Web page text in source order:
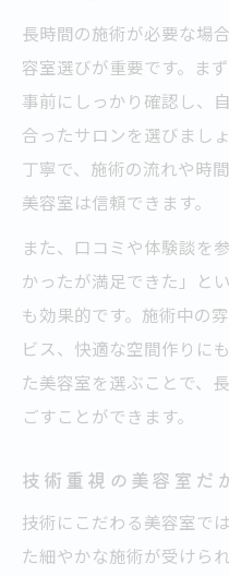
ト
長時間でも快適
美容室施術時間
じっくり施術を受
技術重視の美容
美容室施術時間
じっくり施術
さ
美容室で理想の
技術が高い美容
美容室の施術時
長時間の施術が必要な場
容室選びが重要です。ま
事前にしっかり確認し、
合ったサロンを選びまし
丁寧で、施術の流れや時
美容室は信頼できます。
また、口コミや体験談を
かったが満足できた」と
も効果的です。施術中の
ビス、快適な空間作りに
た美容室を選ぶことで、
ごすことができます。
技術重視の美容室だ
技術にこだわる美容室で
た細やかな施術が受けら